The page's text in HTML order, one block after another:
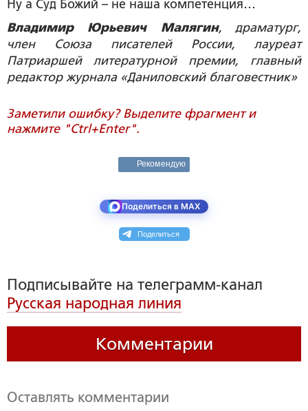
Ну а Суд Божий – не наша компетенция…
Владимир Юрьевич Малягин, драматург,
член Союза писателей России, лауреат
Патриаршей литературной премии, главный
редактор журнала «Даниловский благовестник»
Заметили ошибку? Выделите фрагмент и
нажмите "Ctrl+Enter".
Рекомендую
Поделиться в MAX
Поделиться
Подписывайте на телеграмм-канал
Русская народная линия
Комментарии
Оставлять комментарии